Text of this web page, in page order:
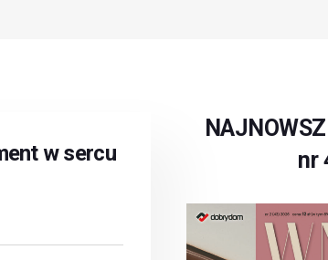
w sercu
nr